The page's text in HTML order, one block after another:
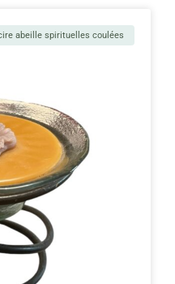
abeille spirituelles coulées